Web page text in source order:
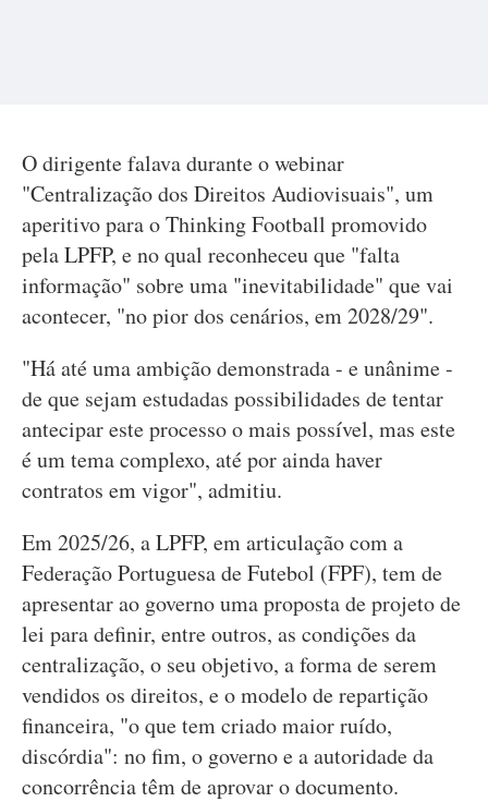
O dirigente falava durante o webinar
"Centralização dos Direitos Audiovisuais", um
aperitivo para o Thinking Football promovido
pela LPFP, e no qual reconheceu que "falta
informação" sobre uma "inevitabilidade" que vai
acontecer, "no pior dos cenários, em 2028/29".
"Há até uma ambição demonstrada - e unânime -
de que sejam estudadas possibilidades de tentar
antecipar este processo o mais possível, mas este
é um tema complexo, até por ainda haver
contratos em vigor", admitiu.
Em 2025/26, a LPFP, em articulação com a
Federação Portuguesa de Futebol (FPF), tem de
apresentar ao governo uma proposta de projeto de
lei para definir, entre outros, as condições da
centralização, o seu objetivo, a forma de serem
vendidos os direitos, e o modelo de repartição
financeira, "o que tem criado maior ruído,
discórdia": no fim, o governo e a autoridade da
concorrência têm de aprovar o documento.